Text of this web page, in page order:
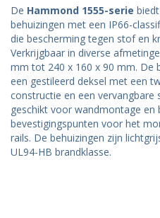
De Hammond 1555-serie
behuizingen met een IP66-
die bescherming tegen stof en
Verkrijgbaar in diverse
mm tot 240 x 160 x 90 mm. De
een gestileerd deksel met een
constructie en een vervangbare
geschikt voor wandmontage en
bevestigingspunten voor het
rails. De behuizingen zijn
UL94-HB brandklasse.